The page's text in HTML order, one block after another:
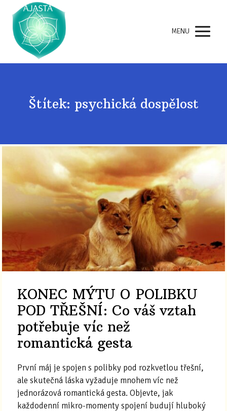
MENU
Štítek: psychická dospělost
KONEC MÝTU O POLIBKU
POD TŘEŠNÍ: Co váš vztah
potřebuje víc než
romantická gesta
První máj je spojen s polibky pod rozkvetlou třešní,
ale skutečná láska vyžaduje mnohem víc než
jednorázová romantická gesta. Objevte, jak
každodenní mikro-momenty spojení budují hluboký